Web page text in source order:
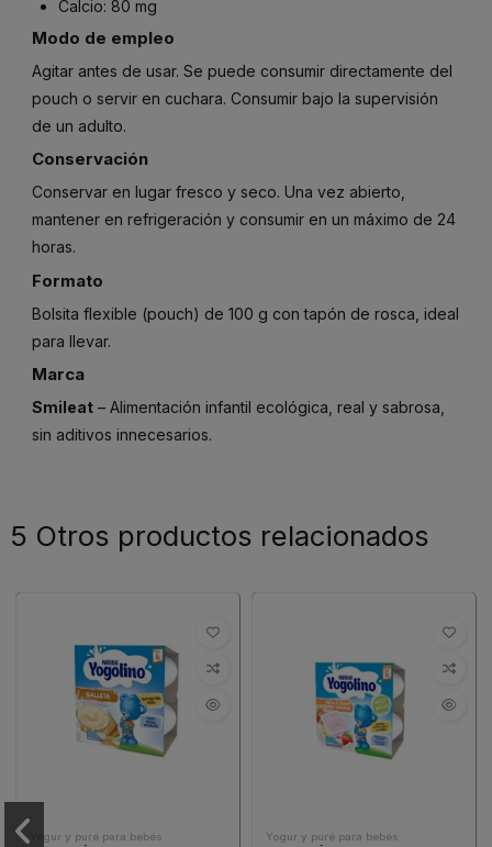
Calcio: 80 mg
Modo de empleo
Agitar antes de usar. Se puede consumir directamente del
pouch o servir en cuchara. Consumir bajo la supervisión
de un adulto.
Conservación
Conservar en lugar fresco y seco. Una vez abierto,
mantener en refrigeración y consumir en un máximo de 24
horas.
Formato
Bolsita flexible (pouch) de 100 g con tapón de rosca, ideal
para llevar.
Marca
Smileat – Alimentación infantil ecológica, real y sabrosa,
sin aditivos innecesarios.
5 Otros productos relacionados
Yogur y puré para bebés Yogur y puré para bebés